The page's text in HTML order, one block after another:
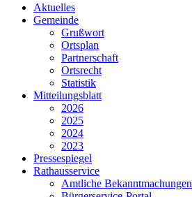
Aktuelles
Gemeinde
Grußwort
Ortsplan
Partnerschaft
Ortsrecht
Statistik
Mitteilungsblatt
2026
2025
2024
2023
Pressespiegel
Rathausservice
Amtliche Bekanntmachungen